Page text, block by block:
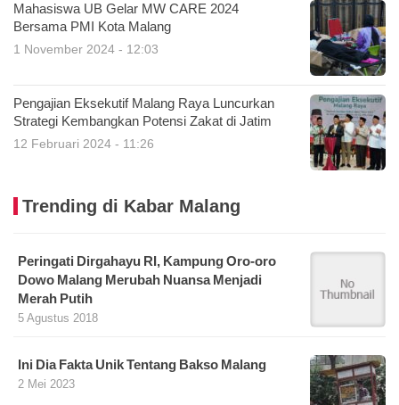
Mahasiswa UB Gelar MW CARE 2024
Bersama PMI Kota Malang
1 November 2024 - 12:03
Pengajian Eksekutif Malang Raya Luncurkan
Strategi Kembangkan Potensi Zakat di Jatim
12 Februari 2024 - 11:26
Trending di Kabar Malang
Peringati Dirgahayu RI, Kampung Oro-oro
Dowo Malang Merubah Nuansa Menjadi
Merah Putih
5 Agustus 2018
Ini Dia Fakta Unik Tentang Bakso Malang
2 Mei 2023